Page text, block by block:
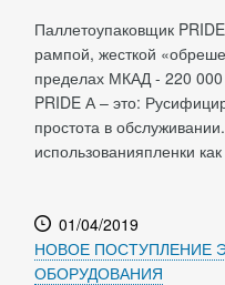
Паллетоупаковщик
рампой, жесткой
пределах МКАД - 220
PRIDE А – это:
простота в
использованияпленки
01/04/2019
НОВОЕ ПОСТУПЛЕНИЕ
ОБОРУДОВАНИЯ